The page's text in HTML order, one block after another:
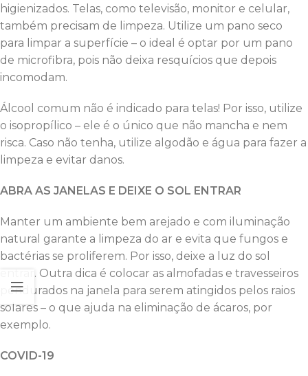
higienizados. Telas, como televisão, monitor e celular,
também precisam de limpeza. Utilize um pano seco
para limpar a superfície – o ideal é optar por um pano
de microfibra, pois não deixa resquícios que depois
incomodam.
Álcool comum não é indicado para telas! Por isso, utilize
o isopropílico – ele é o único que não mancha e nem
risca. Caso não tenha, utilize algodão e água para fazer a
limpeza e evitar danos.
ABRA AS JANELAS E DEIXE O SOL ENTRAR
Manter um ambiente bem arejado e com iluminação
natural garante a limpeza do ar e evita que fungos e
bactérias se proliferem. Por isso, deixe a luz do sol
entrar. Outra dica é colocar as almofadas e travesseiros
pendurados na janela para serem atingidos pelos raios
solares – o que ajuda na eliminação de ácaros, por
exemplo.
COVID-19